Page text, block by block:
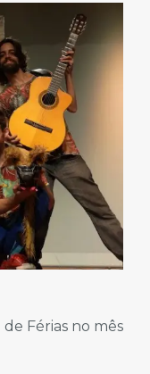
Férias no mês